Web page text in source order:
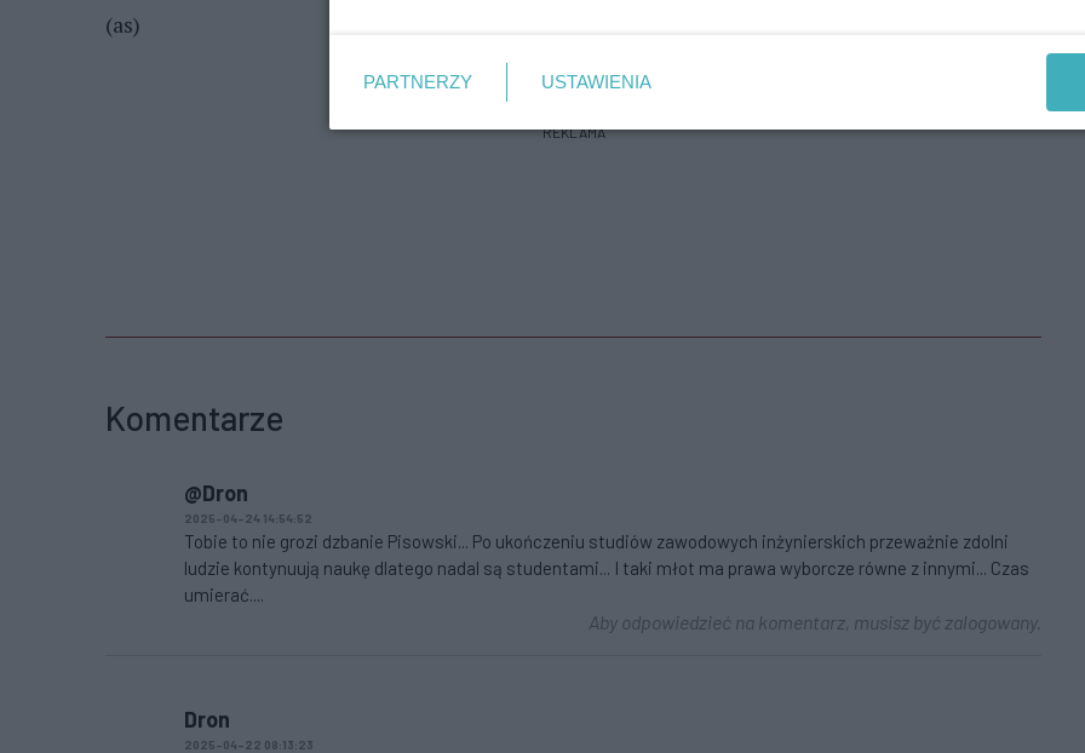
(as)
REKLAMA
Komentarze
@Dron
2025-04-24 14:54:52
Tobie to nie grozi dzbanie Pisowski... Po ukończeniu studiów zawodowych inżynierskich przeważnie zdolni
ludzie kontynuują naukę dlatego nadal są studentami... I taki młot ma prawa wyborcze równe z innymi... Czas
umierać....
Aby odpowiedzieć na komentarz, musisz być zalogowany.
Dron
2025-04-22 08:13:23
PARTNERZY USTAWIENIA